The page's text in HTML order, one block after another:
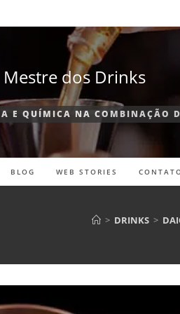
Mestre dos Drinks
E QUÍMICA NA COMBINAÇÃO
BLOG WEB STORIES
> DRINKS >